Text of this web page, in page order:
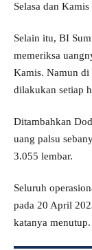
Selasa dan
Selain itu, BI
memeriksa
Kamis. Namun di
dilakukan setiap
Ditambahkan
uang palsu
3.055 lembar.
Seluruh
pada 20 April
katanya